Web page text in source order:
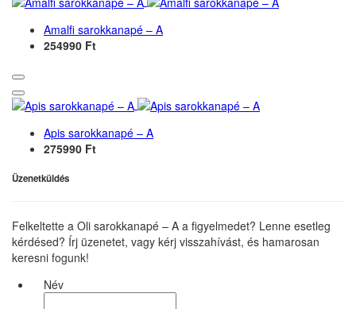
Amalfi sarokkanapé – A
254990 Ft
Apis sarokkanapé – A
275990 Ft
Üzenetküldés
Felkeltette a Oli sarokkanapé – A a figyelmedet? Lenne esetleg
kérdésed? Írj üzenetet, vagy kérj visszahívást, és hamarosan
keresni fogunk!
Név